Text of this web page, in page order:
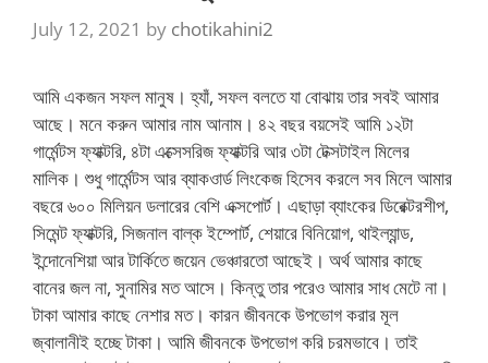
July 12, 2021 by chotikahini2
আমি একজন সফল মানুষ। হ্যাঁ, সফল বলতে যা বোঝায় তার সবই আমার
আছে। মনে করুন আমার নাম আনাম। ৪২ বছর বয়সেই আমি ১২টা
গার্মেন্টস ফ্যাক্টরি, ৪টা এক্সেসরিজ ফ্যাক্টরি আর ৩টা টেক্সটাইল মিলের
মালিক। শুধু গার্মেন্টস আর ব্যাকওার্ড লিংকেজ হিসেব করলে সব মিলে আমার
বছরে ৬০০ মিলিয়ন ডলারের বেশি এক্সপোর্ট। এছাড়া ব্যাংকের ডিরেক্টরশীপ,
সিমেন্ট ফ্যাক্টরি, সিজনাল বাল্ক ইম্পোর্ট, শেয়ারে বিনিয়োগ, থাইল্যান্ড,
ইন্দোনেশিয়া আর টার্কিতে জয়েন ভেঞ্চারতো আছেই। অর্থ আমার কাছে
বানের জল না, সুনামির মত আসে। কিন্তু তার পরেও আমার সাধ মেটে না।
টাকা আমার কাছে নেশার মত। কারন জীবনকে উপভোগ করার মূল
জ্বালানীই হচ্ছে টাকা। আমি জীবনকে উপভোগ করি চরমভাবে। তাই